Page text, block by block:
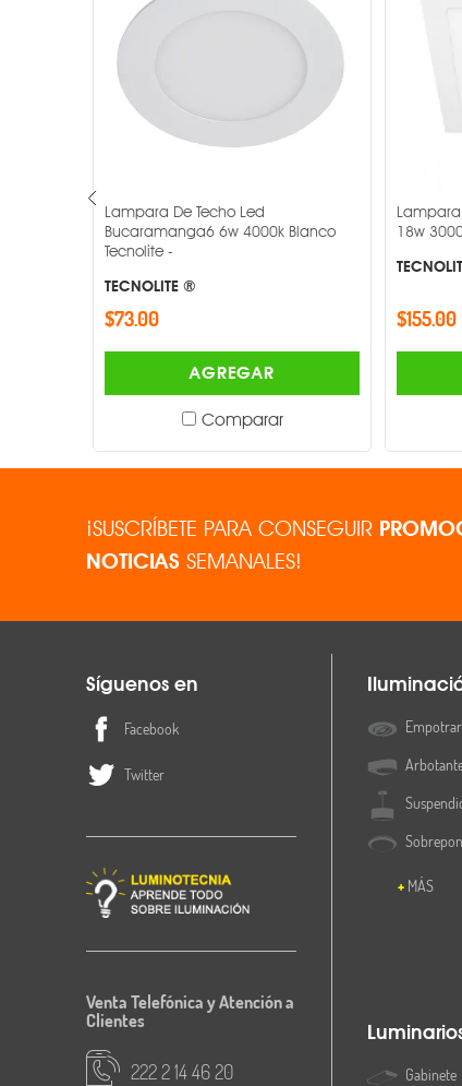
Voltaje
Temperatura de color
Flujo luminoso
Dimensiones
Lampara De Techo Led
Bucaramanga6 6w 4000k Blanco
Tecnolite -
TECNOLITE ®
$73.00
AGREGAR
Comparar
Lampara
18w
$155.00
¡SUSCRÍBETE PARA CONSEGUIR
NOTICIAS SEMANALES!
Síguenos en
Facebook
Twitter
Venta Telefónica y Atención a
Clientes
222 2 14 46 20
MÁS
Gabinete